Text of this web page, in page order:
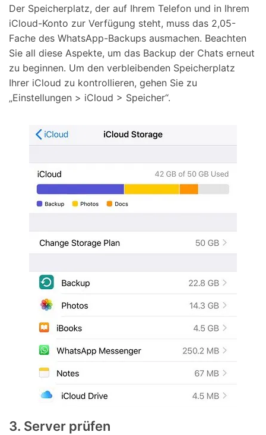
Der Speicherplatz, der auf Ihrem Telefon und in Ihrem
iCloud-Konto zur Verfügung steht, muss das 2,05-
Fache des WhatsApp-Backups ausmachen. Beachten
Sie all diese Aspekte, um das Backup der Chats erneut
zu beginnen. Um den verbleibenden Speicherplatz
Ihrer iCloud zu kontrollieren, gehen Sie zu
„Einstellungen > iCloud > Speicher“.
3. Server prüfen